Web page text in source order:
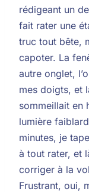
rédigeant un
fait rater une
truc tout bête,
capoter. La
autre onglet,
mes doigts, et
sommeillait en
lumière
minutes, je
à tout rater, et
corriger à la
Frustrant, oui,